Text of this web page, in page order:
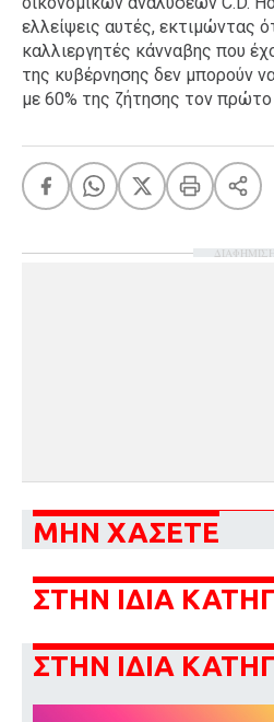
ελλείψεις αυτές, εκτιμώντας
καλλιεργητές κάνναβης που
της κυβέρνησης δεν μπορούν
με 60% της ζήτησης τον
ΜΗΝ ΧΑΣΕΤΕ
ΣΤΗΝ ΙΔΙΑ
ΣΤΗΝ ΙΔΙΑ